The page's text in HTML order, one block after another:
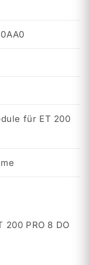
für ET 200
200 PRO 8 DO